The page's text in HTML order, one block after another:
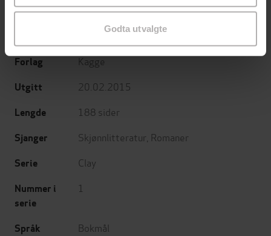
Godta utvalgte
Bret Easton Ellis (forfatter),
(oversetter)
Forlag Kagge
Utgitt 20.02.2015
Lengde 188 sider
Sjanger Skjønnlitteratur Romaner
Serie Clay
Nummer i
serie
1
Språk Bokmål